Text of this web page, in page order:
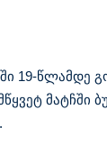
19-წლამდე
მატჩში